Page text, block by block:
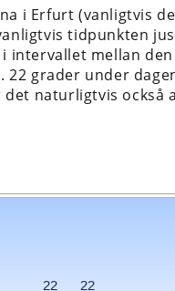
i Erfurt (vanligtvis
tidpunkten
mellan
grader under
naturligtvis också